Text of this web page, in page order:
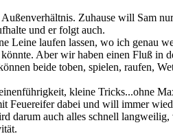
Zuhause will Sam nur
und er folgt auch.
Leine laufen lassen, wo ich genau
Aber wir haben einen Fluß in
beide toben, spielen, raufen,
kleine Tricks...ohne
Feuereifer dabei und will immer
darum auch alles schnell